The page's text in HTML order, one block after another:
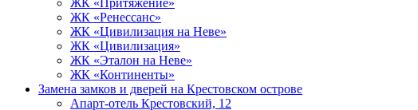
ЖК «Ренессанс»
ЖК «Цивилизация на Неве»
ЖК «Цивилизация»
ЖК «Эталон на Неве»
ЖК «Континенты»
Замена замков и дверей на Крестовском острове
Апарт-отель Крестовский, 12